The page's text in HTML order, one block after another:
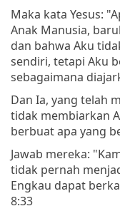
Maka kata Yesus:
Anak Manusia,
dan bahwa Aku
sendiri, tetapi Aku
sebagaimana
Dan Ia, yang telah
tidak membiarkan
berbuat apa yang
Jawab mereka:
tidak pernah
Engkau dapat
8:33